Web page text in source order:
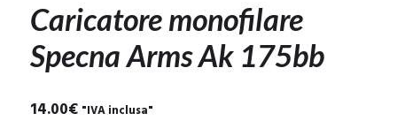
Caricatore monofilare
Specna Arms Ak 175bb
14.00€ "IVA inclusa"